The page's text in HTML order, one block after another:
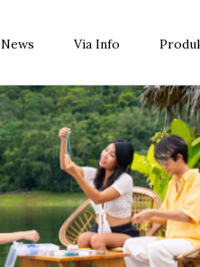
News Via Info